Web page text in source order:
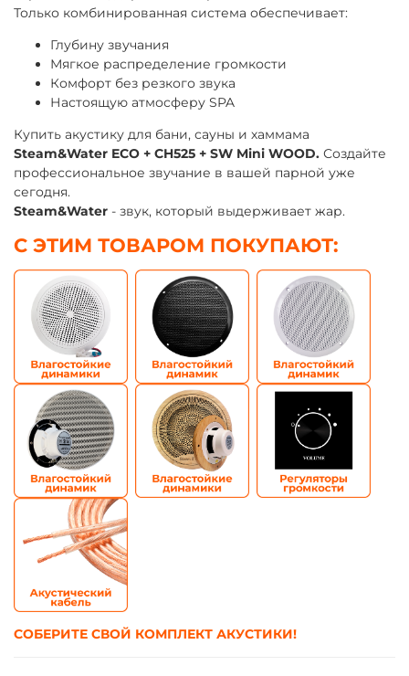
Только комбинированная система обеспечивает:
Глубину звучания
Мягкое распределение громкости
Комфорт без резкого звука
Настоящую атмосферу SPA
Купить акустику для бани, сауны и хаммама
Steam&Water ECO + CH525 + SW Mini WOOD. Создайте
профессиональное звучание в вашей парной уже
сегодня.
Steam&Water - звук, который выдерживает жар.
С ЭТИМ ТОВАРОМ ПОКУПАЮТ:
СОБЕРИТЕ СВОЙ КОМПЛЕКТ АКУСТИКИ!